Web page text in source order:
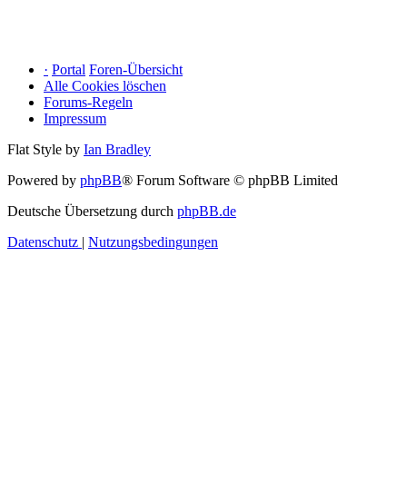
· Portal Foren-Übersicht
Alle Cookies löschen
Forums-Regeln
Impressum
Flat Style by Ian Bradley
Powered by phpBB® Forum Software © phpBB Limited
Deutsche Übersetzung durch phpBB.de
Datenschutz | Nutzungsbedingungen